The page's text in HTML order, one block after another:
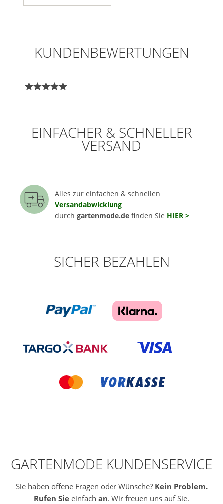
KUNDENBEWERTUNGEN
EINFACHER & SCHNELLER
VERSAND
Alles zur einfachen & schnellen
Versandabwicklung
durch gartenmode.de finden Sie HIER >
SICHER BEZAHLEN
GARTENMODE KUNDENSERVICE
Sie haben offene Fragen oder Wünsche? Kein Problem.
Rufen Sie einfach an. Wir freuen uns auf Sie.